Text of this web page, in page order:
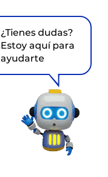
¿Tienes dudas?
Estoy aquí para
ayudarte